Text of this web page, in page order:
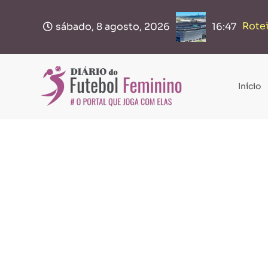
sábado, 8 agosto, 2026 16:47
Início